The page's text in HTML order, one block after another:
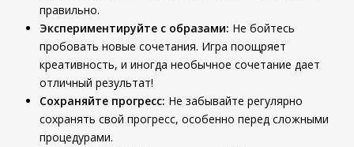
правильно.
Экспериментируйте с образами: Не бойтесь
пробовать новые сочетания. Игра поощряет
креативность, и иногда необычное сочетание дает
отличный результат!
Сохраняйте прогресс: Не забывайте регулярно
сохранять свой прогресс, особенно перед сложными
процедурами.